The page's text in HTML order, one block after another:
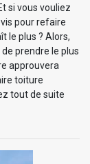
si vous vouliez
pour refaire
le plus ? Alors,
prendre le plus
approuvera
toiture
tout de suite